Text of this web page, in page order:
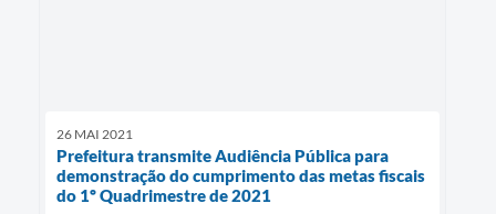
26 MAI 2021
Prefeitura transmite Audiência Pública para
demonstração do cumprimento das metas fiscais
do 1º Quadrimestre de 2021